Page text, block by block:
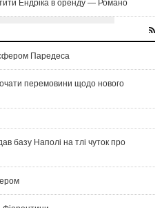
Ендріка в оренду — Романо
Паредеса
перемовини щодо нового
базу Наполі на тлі чуток про